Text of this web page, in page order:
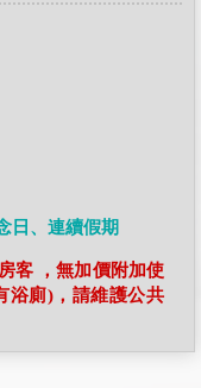
日、連續假期
客 ，無加價附加使
浴廁)，請維護公共